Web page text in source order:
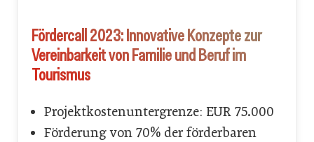
Fördercall 2023: Innovative Konzepte zur
Vereinbarkeit von Familie und Beruf im
Tourismus
Projektkostenuntergrenze: EUR 75.000
Förderung von 70% der förderbaren